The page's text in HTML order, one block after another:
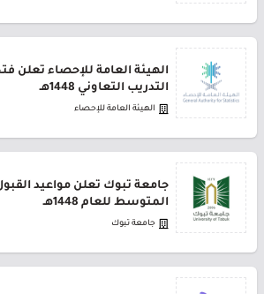
الهيئة العامة للإحصاء تعلن
التدريب التعاوني 1448هـ
الهيئة العامة للإحصاء
جامعة تبوك تعلن مواعيد
المتوسط للعام 1448هـ
جامعة تبوك